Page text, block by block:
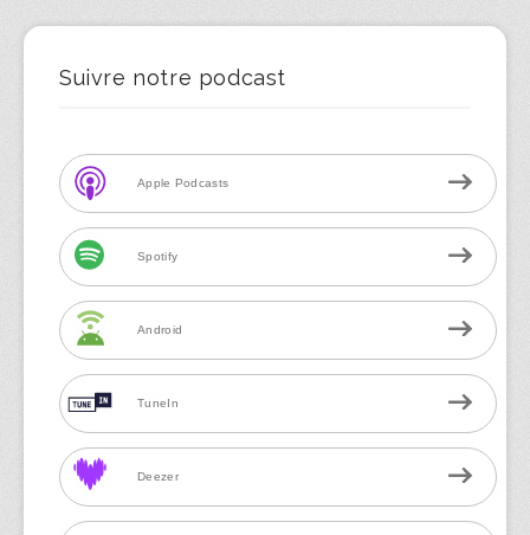
Suivre notre podcast
Apple Podcasts
Spotify
Android
TuneIn
Deezer